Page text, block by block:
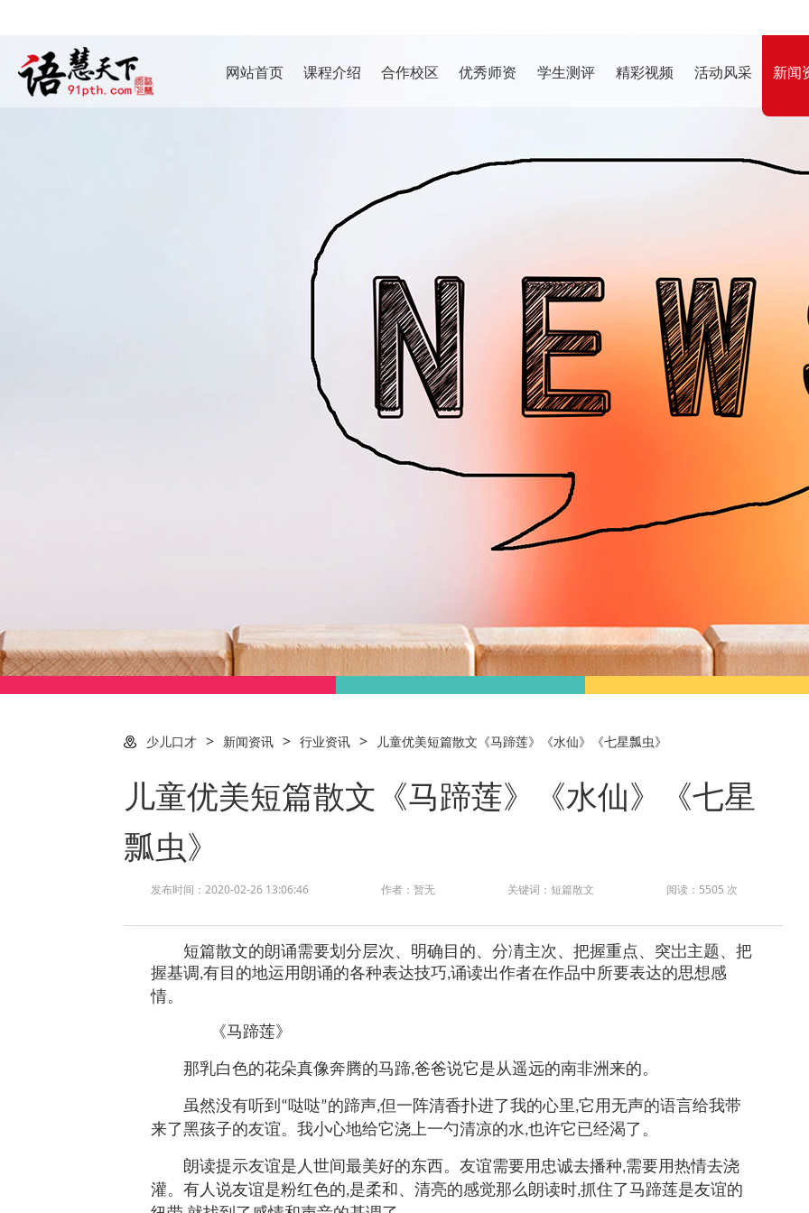
网站首页 课程介绍 合作校区 优秀师资 学生测评 精彩视频 活动风采 新闻
少儿口才 > 新闻资讯 > 行业资讯 > 儿童优美短篇散文《马蹄莲》《水仙》《七星瓢虫》
儿童优美短篇散文《马蹄莲》《水仙》《七星
瓢虫》
发布时间：2020-02-26 13:06:46 作者：暂无 关键词：短篇散文 阅读：5505 次
短篇散文的朗诵需要划分层次、明确目的、分凊主次、把握重点、突岀主题、把
握基调 ,有目的地运用朗诵的各种表达技巧,诵读出作者在作品中所要表达的思想感
情。
《马蹄莲》
那乳白色的花朵真像奔腾的马蹄,爸爸说它是从遥远的南非洲来的。
虽然没有听到 “哒哒”的蹄声,但一阵清香扑进了我的心里,它用无声的语言给我带
来了黑孩子的友谊。我小心地给它浇上一勺清凉的水,也许它已经渴了。
朗读提示友谊是人世间最美好的东西。友谊需要用忠诚去播种,需要用热情去浇
灌。有人说友谊是粉红色的,是柔和、清亮的感觉那么朗读时,抓住了马蹄莲是友谊的